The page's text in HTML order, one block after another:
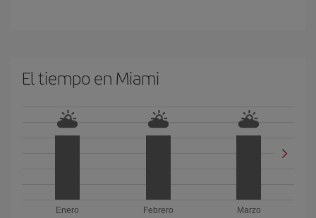
El tiempo en Miami
Enero
Febrero
Marzo